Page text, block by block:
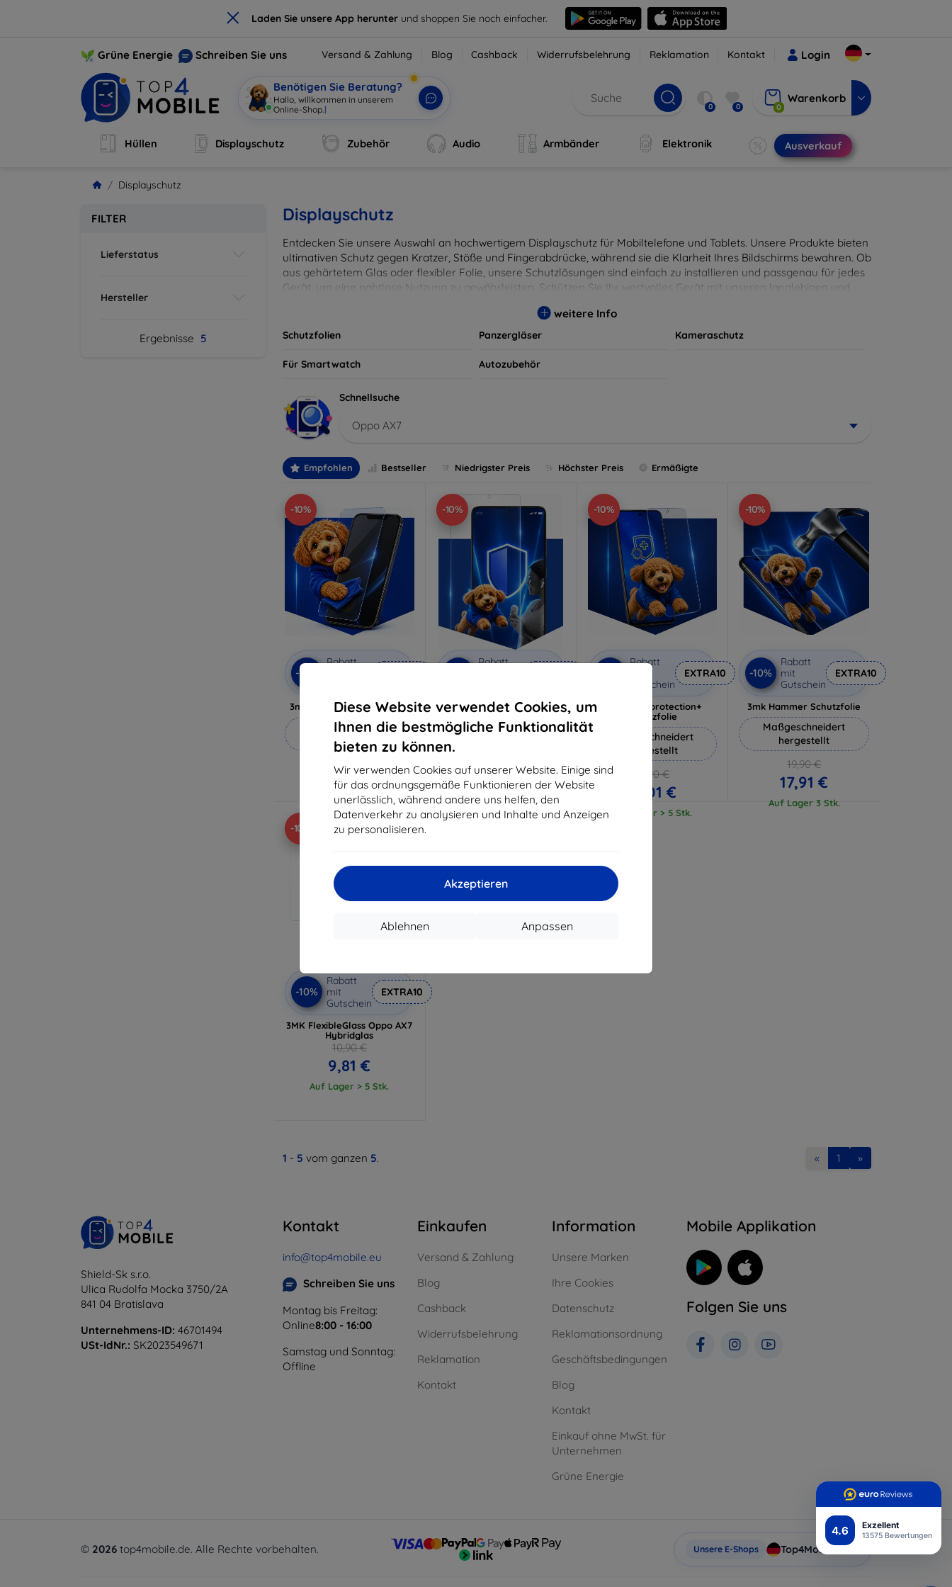
× Laden Sie unsere App herunter und shoppen Sie noch einfacher.
4.6 Exzellent
13575 Bewertungen
Diese Website verwendet Cookies, um
Ihnen die bestmögliche Funktionalität
bieten zu können.
Wir verwenden Cookies auf unserer Website. Einige sind
für das ordnungsgemäße Funktionieren der Website
unerlässlich, während andere uns helfen, den
Datenverkehr zu analysieren und Inhalte und Anzeigen
zu personalisieren.
Akzeptieren
Anpassen
Ablehnen
Grüne Energie Schreiben Sie uns Versand & Zahlung Blog Cashback Widerrufsbelehrung Reklamation Kontakt Login
Benötigen Sie Beratung?
Hallo, willkommen in unserem
Online-Shop. | 0 0 0
Warenkorb
Hüllen Displayschutz Zubehör Audio Armbänder Elektronik Ausverkauf
Displayschutz
FILTER
Lieferstatus
Hersteller
Ergebnisse 5
Displayschutz
Entdecken Sie unsere Auswahl an hochwertigem Displayschutz für Mobiltelefone und Tablets. Unsere Produkte bieten
ultimativen Schutz gegen Kratzer, Stöße und Fingerabdrücke, während sie die Klarheit Ihres Bildschirms bewahren. Ob
aus gehärtetem Glas oder flexibler Folie, unsere Schutzlösungen sind einfach zu installieren und passgenau für jedes
Gerät, um eine nahtlose Nutzung zu gewährleisten. Schützen Sie Ihr wertvolles Gerät mit unseren langlebigen und
weitere Info
Schutzfolien Panzergläser Kameraschutz
Für Smartwatch Autozubehör
Schnellsuche
Oppo AX7
Empfohlen Bestseller Niedrigster Preis Höchster Preis Ermäßigte
-10%
-10%
Rabatt
3mk Anti-Shock Schutzglas
Maßgeschneidert
hergestellt
16,90 €
15,21 €
Auf Lager > 5 Stk.
-10%
Rabatt
3mk Pure Matt Schutzglas
Maßgeschneidert
12,90 €
11,61 €
Auf Lager > 5 Stk.
-10%
Rabatt
Gutschein
EXTRA10
3mk Silverprotection+
Schutzfolie
Maßgeschneidert
hergestellt
18,90 €
17,01 €
Auf Lager > 5 Stk.
-10%
-10%
Rabatt
mit
Gutschein
EXTRA10
3mk Hammer Schutzfolie
Maßgeschneidert
hergestellt
19,90 €
17,91 €
Auf Lager 3 Stk.
-10%
-10%
Rabatt
mit
Gutschein
EXTRA10
3MK FlexibleGlass Oppo AX7
Hybridglas
10,90 €
9,81 €
Auf Lager > 5 Stk.
1 - 5 vom ganzen 5. « 1 »
Shield-Sk s.r.o.
Ulica Rudolfa Mocka 3750/2A
841 04 Bratislava
Unternehmens-ID: 46701494
USt-IdNr.: SK2023549671
Kontakt
info@top4mobile.eu
Schreiben Sie uns
Montag bis Freitag:
Online8:00 - 16:00
Samstag und Sonntag:
Offline
Einkaufen
Versand & Zahlung
Blog
Cashback
Widerrufsbelehrung
Reklamation
Kontakt
Information
Unsere Marken
Ihre Cookies
Datenschutz
Reklamationsordnung
Geschäftsbedingungen
Blog
Kontakt
Einkauf ohne MwSt. für
Unternehmen
Grüne Energie
Mobile Applikation
Folgen Sie uns
© 2026 top4mobile.de. Alle Rechte vorbehalten. Unsere E-Shops Top4Mobile.de